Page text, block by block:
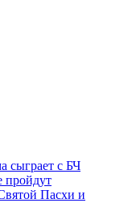
сыграет с БЧ
пройдут
Пасхи и